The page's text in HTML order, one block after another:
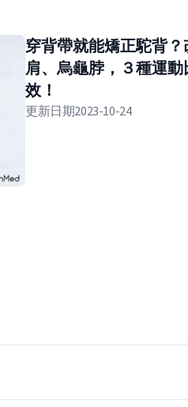
穿背帶就能矯正駝背？
肩、烏龜脖，３種運動
效！
更新日期2023-10-24